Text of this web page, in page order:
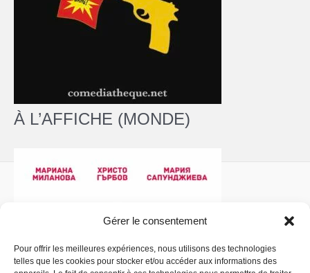
Gérer le consentement
Pour offrir les meilleures expériences, nous utilisons des technologies
telles que les cookies pour stocker et/ou accéder aux informations des
À L’AFFICHE (MONDE)
Politique de confidentialité - Copyright © 2026 La